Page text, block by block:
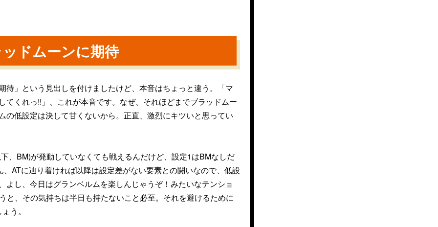
ドムーンに期待
待」という見出しを付けましたけど、本音はちょっと違う。「マ
てくれっ!!」、これが本音です。なぜ、それほどまでブラッドムー
の低設定は決して甘くないから。正直、激烈にキツいと思ってい
、BM)が発動していなくても戦えるんだけど、設定1はBMなしだ
ATに辿り着ければ以降は設定差がない要素との闘いなので、低設
よし、今日はグランベルムを楽しんじゃうぞ！みたいなテンショ
と、その気持ちは半日も持たないこと必至。それを避けるために
う。